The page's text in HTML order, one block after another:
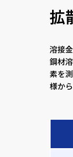
拡
溶接
鋼材
素を
様か